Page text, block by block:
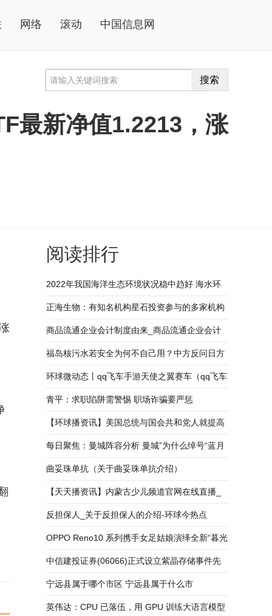
网络 滚动 中国信息网
搜索
最新净值1.2213，涨
阅读排行
2022年我国海洋生态环境状况稳中趋好 海水环
境质量总体保持稳定
正海生物：有知名机构星石投资参与的多家机构
于5月26日调研我司
商品流通企业会计制度由来_商品流通企业会计
制度-全球新动态
福岛核污水若安全为何不自己用？中方反问日方
环球微动态丨qq飞车手游天使之翼赛车（qq飞车
手游天使之翼）
青平：求职陷阱需警惕 职场诈骗要严惩
【环球播资讯】美国总统与国会共和党人就提高
债务上限达成最终协议
每日聚焦：曼城阵容分析 曼城”为什么绰号“蓝月
亮” 始建于哪一年
曲妥珠单抗（关于曲妥珠单抗介绍）
【天天播资讯】内蒙古少儿频道官网在线直播_
内蒙古少儿频道官网
反担保人_关于反担保人的介绍-环球今热点
OPPO Reno10 系列携手女足姑娘演绎全新“暮光
紫” 配色 诠释惊艳外观-热门看点
中信建投证券(06066)正式设立紫晶存储事件先
行赔付专项基金
宁远县属于哪个市区 宁远县属于什么市
英伟达：CPU 已落伍，用 GPU 训练大语言模型